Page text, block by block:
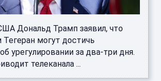
Дональд Трамп заявил, что
могут достичь
урегулировании за два-три дня.
телеканала ...